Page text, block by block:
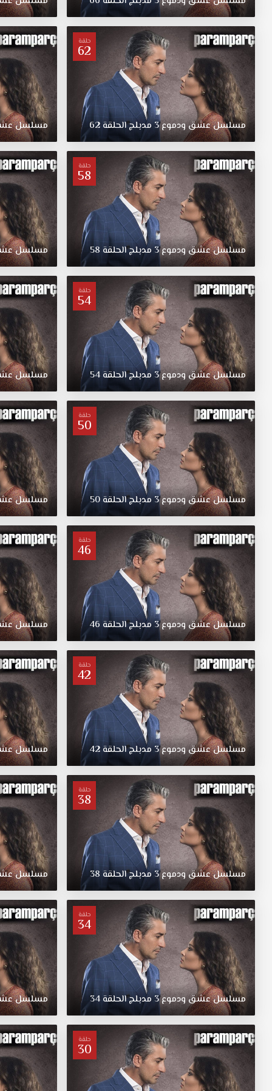
عشق
مدبلج
الحلقة
عشق
بل
الميراث
الذي
إنتظر
واستمر
لها
مسلسل
عشق
ودموع
الحلقة
42
مدبلج
قصة
عشق.
يدور
المسلسل
حول
قيام
ممرضة
بتبديل
بنتين
ببعضهما،
حيث
اخذت
العائلة
الغنية
ابنة
العائلة
الفقيرة،
والعكس
صحيح
بالنسبة
الفقيرة
وحدث
هذا
الخطأ
بسبب
تشابه
أسماء
العائلتين.
حلقة
62
مسلسلعشقودموع3 مدبلجالحلقة62 مسلسل
حلقة
58
مسلسلعشقودموع3 مدبلجالحلقة 58 مسلسل
حلقة
54
مسلسلعشقودموع3 مدبلجالحلقة54 مسلسل
حلقة
50
مسلسلعشقودموع3 مدبلجالحلقة50 مسلسل
حلقة
46
مسلسلعشقودموع3 مدبلجالحلقة 46 مسلسل
حلقة
42
مسلسلعشقودموع3 مدبلجالحلقة42 مسلسل
حلقة
38
مسلسلعشقودموع3 مدبلجالحلقة 38 مسلسل
حلقة
34
مسلسلعشقودموع3 مدبلجالحلقة34 مسلسل
حلقة
30